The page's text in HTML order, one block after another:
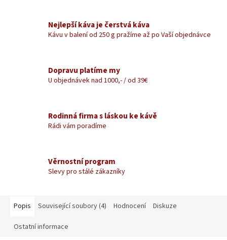
Nejlepší káva je čerstvá káva
Kávu v balení od 250 g pražíme až po Vaší objednávce
Dopravu platíme my
U objednávek nad 1000,- / od 39€
Rodinná firma s láskou ke kávě
Rádi vám poradíme
Věrnostní program
Slevy pro stálé zákazníky
Popis Související soubory (4) Hodnocení Diskuze
Ostatní informace